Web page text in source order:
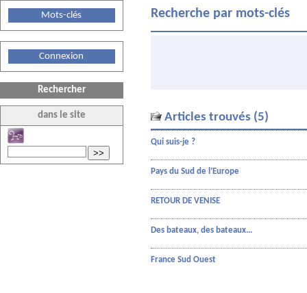
Recherche par mots-clés
Articles trouvés (5)
Qui suis-je ?
Pays du Sud de l’Europe
RETOUR DE VENISE
Des bateaux, des bateaux...
France Sud Ouest
Mots-clés
Connexion
Rechercher
dans le site
>>